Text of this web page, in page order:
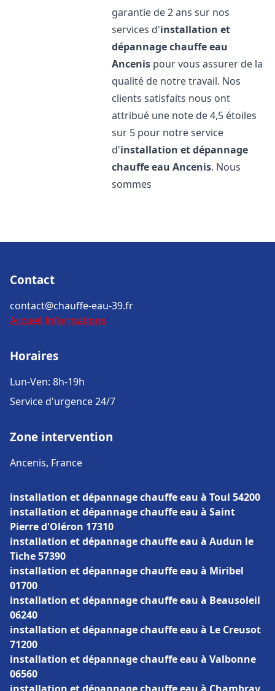
garantie de 2 ans sur nos
services d'installation et
dépannage chauffe eau
Ancenis pour vous assurer de la
qualité de notre travail. Nos
clients satisfaits nous ont
attribué une note de 4,5 étoiles
sur 5 pour notre service
d'installation et dépannage
chauffe eau Ancenis. Nous
sommes
Contact
contact@chauffe-eau-39.fr
Accueil Informations
Horaires
Lun-Ven: 8h-19h
Service d'urgence 24/7
Zone intervention
Ancenis, France
installation et dépannage chauffe eau à Toul 54200
installation et dépannage chauffe eau à Saint
Pierre d'Oléron 17310
installation et dépannage chauffe eau à Audun le
Tiche 57390
installation et dépannage chauffe eau à Miribel
01700
installation et dépannage chauffe eau à Beausoleil
06240
installation et dépannage chauffe eau à Le Creusot
71200
installation et dépannage chauffe eau à Valbonne
06560